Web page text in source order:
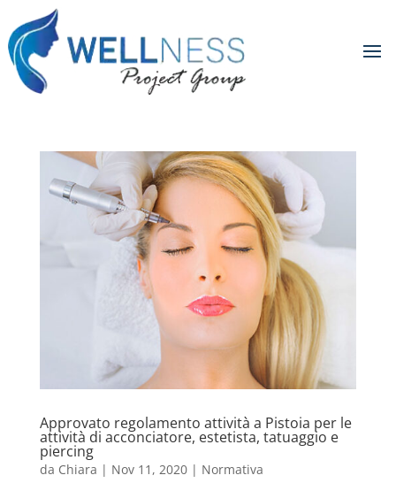
Approvato regolamento attività a Pistoia per le
attività di acconciatore, estetista, tatuaggio e
piercing
da Chiara | Nov 11, 2020| Normativa